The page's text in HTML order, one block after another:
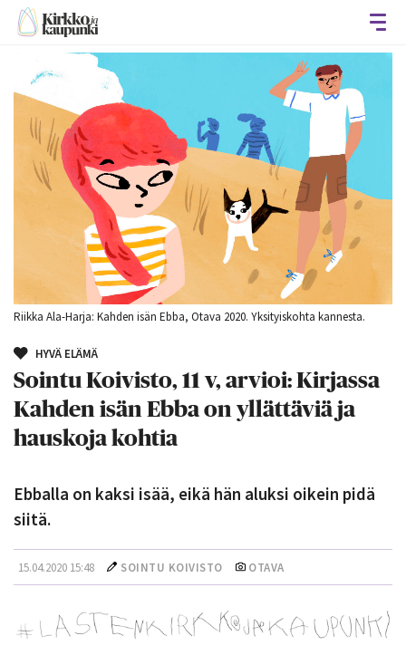
Riikka Ala-Harja: Kahden isän Ebba, Otava 2020. Yksityiskohta kannesta.
HYVÄ ELÄMÄ
Sointu Koivisto, 11 v, arvioi: Kirjassa
Kahden isän Ebba on yllättäviä ja
hauskoja kohtia
Ebballa on kaksi isää, eikä hän aluksi oikein pidä
siitä.
15.04.2020 15:48 SOINTU KOIVISTO OTAVA